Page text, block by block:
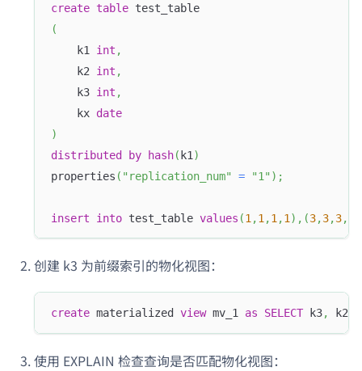
create table test_table
(
    k1
int ,
    k2
int ,
    k3
int ,
    kx
date
)
distributed
by hash( k1 )
properties ( "replication_num" = "1" ) ;
insert into test_table values (1 ,1 ,1 ,1 ) , (3,3,3,
创建 k3 为前缀索引的物化视图：
create materialized view mv_1 as SELECT k3, k2
使用 EXPLAIN 检查查询是否匹配物化视图：